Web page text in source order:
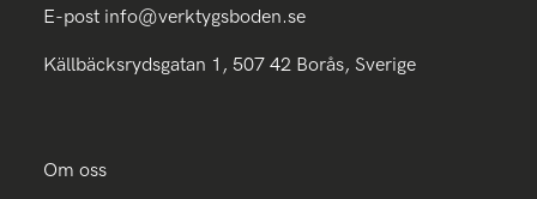
E-post info@verktygsboden.se
Källbäcksrydsgatan 1, 507 42 Borås, Sverige
Om oss